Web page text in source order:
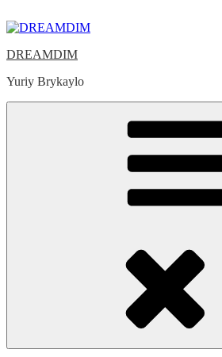
to
DREAMDIM
Yuriy Brykaylo